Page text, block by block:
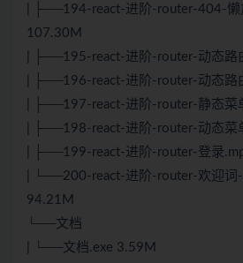
| ├──194-react-进阶-router-404-懒
107.30M
| ├──195-react-进阶-router-动态路
| ├──196-react-进阶-router-动态路
| ├──197-react-进阶-router-静态菜
| ├──198-react-进阶-router-动态菜
| ├──199-react-进阶-router-登录
| └──200-react-进阶-router-欢迎词
94.21M
└──文档
| └──文档.exe 3.59M